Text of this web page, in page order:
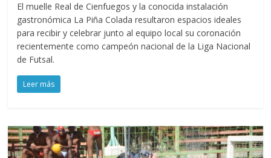
El muelle Real de Cienfuegos y la conocida instalación
gastronómica La Piña Colada resultaron espacios ideales
para recibir y celebrar junto al equipo local su coronación
recientemente como campeón nacional de la Liga Nacional
de Futsal.
Leer más